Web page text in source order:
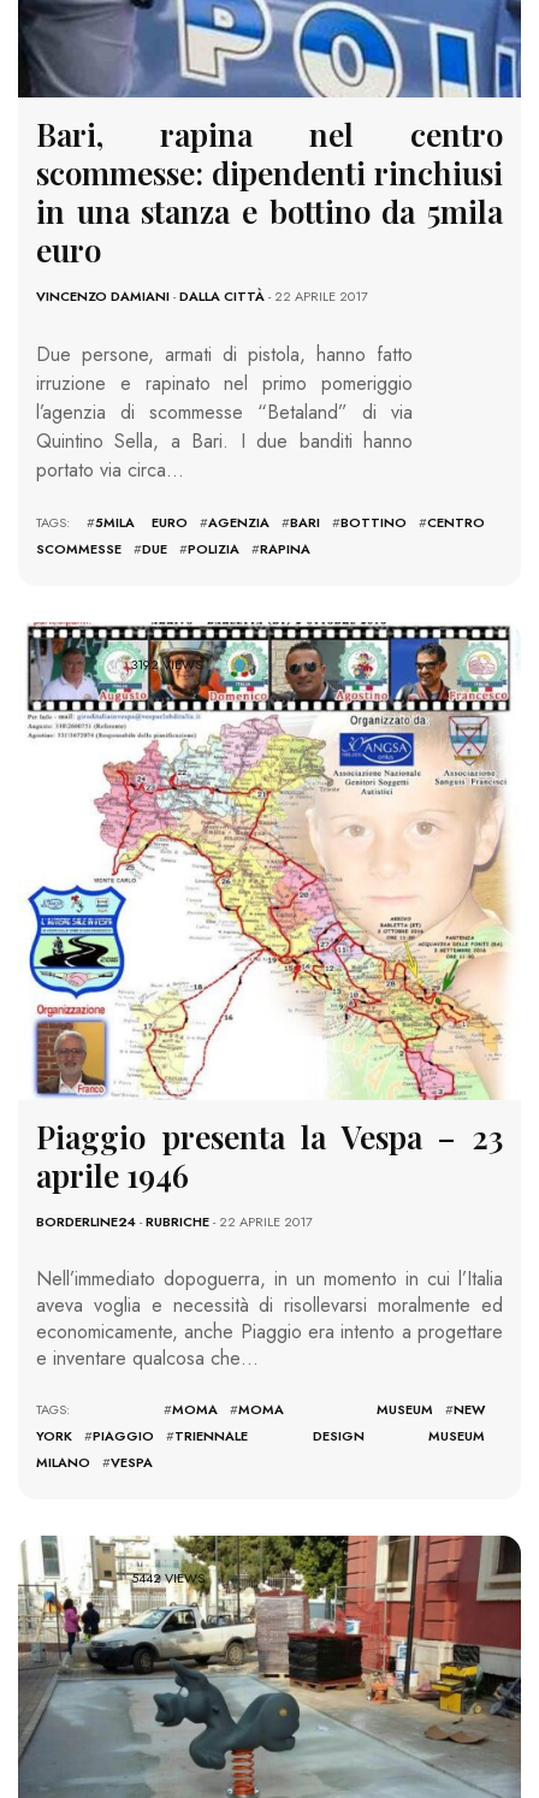
Bari, rapina nel centro
scommesse: dipendenti rinchiusi
in una stanza e bottino da 5mila
euro
VINCENZO DAMIANI-DALLA CITTÀ- 22 APRILE 2017
Due persone, armati di pistola, hanno fatto
irruzione e rapinato nel primo pomeriggio
l’agenzia di scommesse “Betaland” di via
Quintino Sella, a Bari. I due banditi hanno
portato via circa…
TAGS: #5MILA EURO #AGENZIA #BARI #BOTTINO #CENTRO
SCOMMESSE
#DUE #POLIZIA #RAPINA
3192 VIEWS
Piaggio presenta la Vespa – 23
aprile 1946
BORDERLINE24-RUBRICHE- 22 APRILE 2017
Nell’immediato dopoguerra, in un momento in cui l’Italia
aveva voglia e necessità di risollevarsi moralmente ed
economicamente, anche Piaggio era intento a progettare
e inventare qualcosa che…
TAGS: #MOMA #MOMA MUSEUM #NEW
YORK
#PIAGGIO #TRIENNALE DESIGN MUSEUM
MILANO
#VESPA
5442 VIEWS